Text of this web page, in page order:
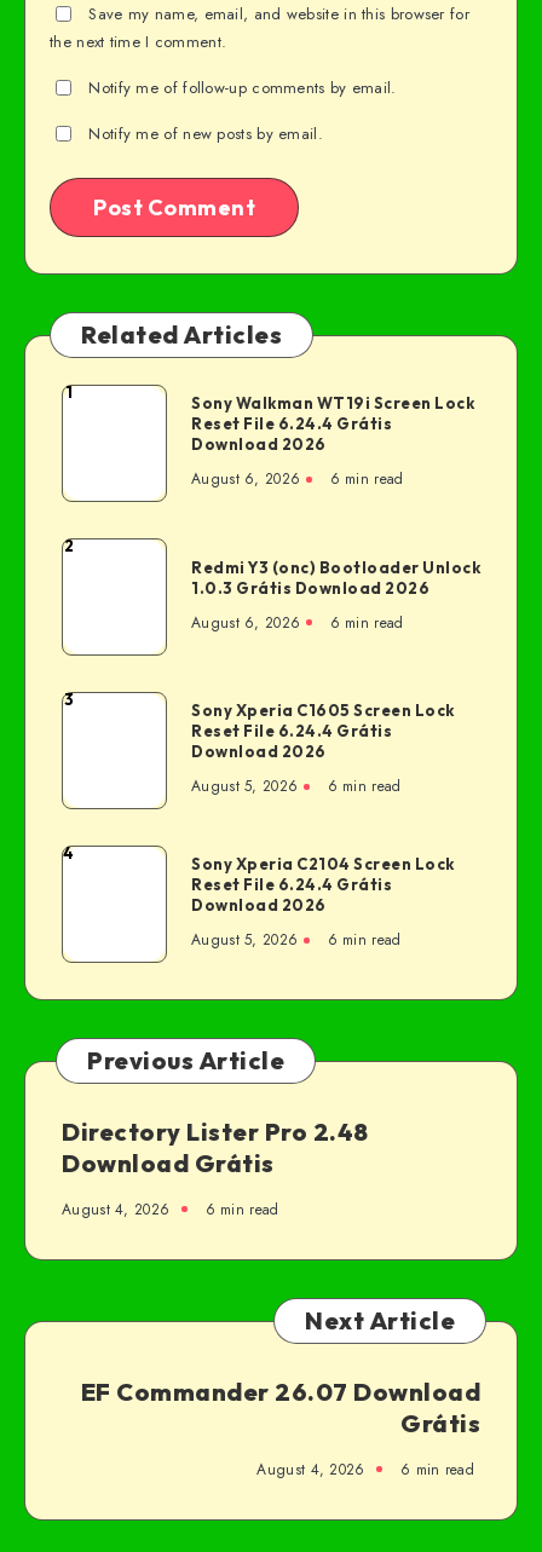
Save my name, email, and website in this browser for
the next time I comment.
Notify me of follow-up comments by email.
Notify me of new posts by email.
Related Articles
1
Sony Walkman WT19i Screen Lock
Reset File 6.24.4 Grátis
Download 2026
August 6, 2026 6 min read
2
Redmi Y3 (onc) Bootloader Unlock
1.0.3 Grátis Download 2026
August 6, 2026 6 min read
3
Sony Xperia C1605 Screen Lock
Reset File 6.24.4 Grátis
Download 2026
August 5, 2026 6 min read
4
Sony Xperia C2104 Screen Lock
Reset File 6.24.4 Grátis
Download 2026
August 5, 2026 6 min read
Previous Article
Directory Lister Pro 2.48
Download Grátis
August 4, 2026 6 min read
Next Article
EF Commander 26.07 Download
Grátis
August 4, 2026 6 min read